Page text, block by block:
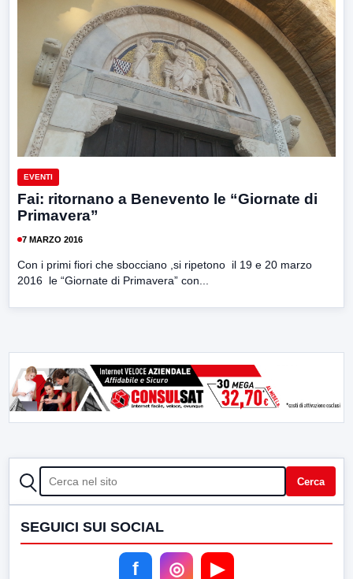
EVENTI
Fai: ritornano a Benevento le “Giornate di
Primavera”
7 MARZO 2016
Con i primi fiori che sbocciano ,si ripetono il 19 e 20 marzo
2016 le “Giornate di Primavera” con...
CERCA Cerca
SEGUICI SUI SOCIAL
f ◎ ▶